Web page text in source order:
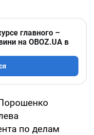
главного –
на OBOZ.UA в
по делам